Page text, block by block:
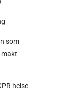
som
helse